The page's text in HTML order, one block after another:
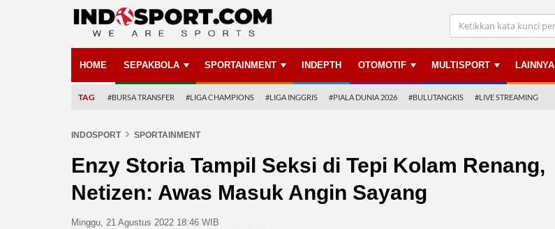
HOME SEPAKBOLA SPORTAINMENT INDEPTH OTOMOTIF MULTISPORT LAINNYA
TAG #BURSA TRANSFER #LIGA CHAMPIONS #LIGA INGGRIS #PIALA DUNIA 2026 #BULUTANGKIS #LIVE STREAMING
INDOSPORT SPORTAINMENT
Enzy Storia Tampil Seksi di Tepi Kolam Renang,
Netizen: Awas Masuk Angin Sayang
Minggu, 21 Agustus 2022 18:46 WIB